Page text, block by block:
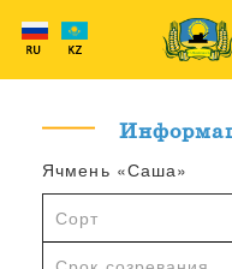
Ячмень «Саша»
Сорт